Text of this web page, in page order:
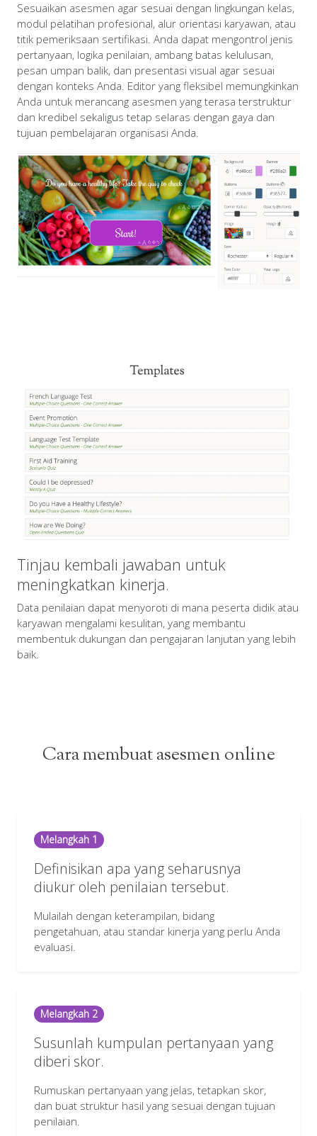
Sesuaikan asesmen agar sesuai dengan lingkungan kelas,
modul pelatihan profesional, alur orientasi karyawan, atau
titik pemeriksaan sertifikasi. Anda dapat mengontrol jenis
pertanyaan, logika penilaian, ambang batas kelulusan,
pesan umpan balik, dan presentasi visual agar sesuai
dengan konteks Anda. Editor yang fleksibel memungkinkan
Anda untuk merancang asesmen yang terasa terstruktur
dan kredibel sekaligus tetap selaras dengan gaya dan
tujuan pembelajaran organisasi Anda.
Tinjau kembali jawaban untuk
meningkatkan kinerja.
Data penilaian dapat menyoroti di mana peserta didik atau
karyawan mengalami kesulitan, yang membantu
membentuk dukungan dan pengajaran lanjutan yang lebih
baik.
Cara membuat asesmen online
Melangkah 1
Definisikan apa yang seharusnya
diukur oleh penilaian tersebut.
Mulailah dengan keterampilan, bidang
pengetahuan, atau standar kinerja yang perlu Anda
evaluasi.
Melangkah 2
Susunlah kumpulan pertanyaan yang
diberi skor.
Rumuskan pertanyaan yang jelas, tetapkan skor,
dan buat struktur hasil yang sesuai dengan tujuan
penilaian.